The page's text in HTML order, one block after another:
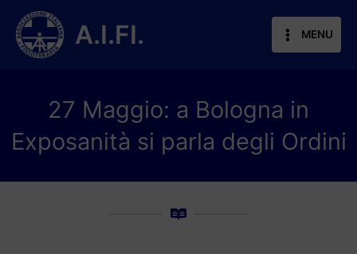
contenuto
A.I.FI. MENU
27 Maggio: a Bologna in
Exposanità si parla degli Ordini